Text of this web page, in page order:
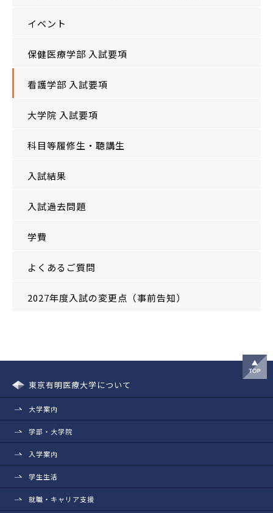
イベント
保健医療学部 入試要項
看護学部 入試要項
大学院 入試要項
科目等履修生・聴講生
入試結果
入試過去問題
学費
よくあるご質問
2027年度入試の変更点（事前告知）
東京有明医療大学について
大学案内
学部・大学院
入学案内
学生生活
就職・キャリア支援